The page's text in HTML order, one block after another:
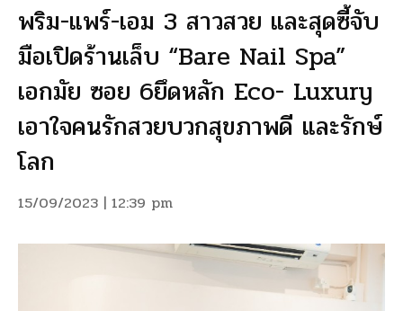
พริม-แพร์-เอม 3 สาวสวย และสุดซี้จับ
มือเปิดร้านเล็บ “Bare Nail Spa”
เอกมัย ซอย 6ยึดหลัก Eco- Luxury
เอาใจคนรักสวยบวกสุขภาพดี และรักษ์
โลก
15/09/2023 | 12:39 pm